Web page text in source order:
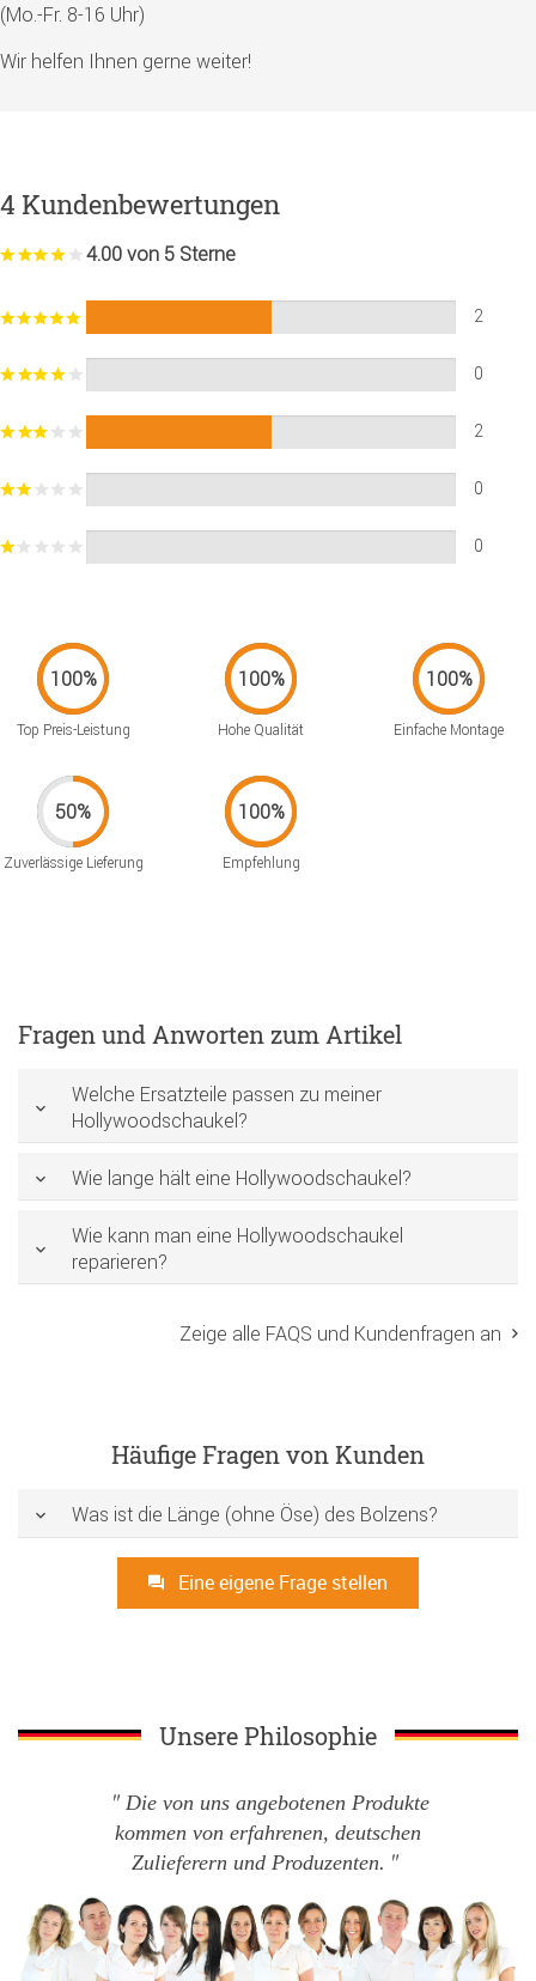
(Mo.-Fr. 8-16 Uhr)
Wir helfen Ihnen gerne weiter!
4 Kundenbewertungen
4.00 von 5 Sterne
2
0
2
0
0
Top Preis-Leistung Hohe Qualität Einfache Montage
Zuverlässige Lieferung Empfehlung
Fragen und Anworten zum Artikel
Welche Ersatzteile passen zu meiner
Hollywoodschaukel?
Wie lange hält eine Hollywoodschaukel?
Wie kann man eine Hollywoodschaukel
reparieren?
Zeige alle FAQS und Kundenfragen an
Häufige Fragen von Kunden
Was ist die Länge (ohne Öse) des Bolzens?
Eine eigene Frage stellen
Unsere Philosophie
Die von uns angebotenen Produkte
kommen von erfahrenen, deutschen
Zulieferern und Produzenten.